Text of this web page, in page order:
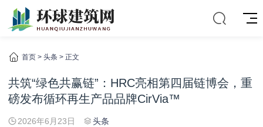
首页 > 头条 > 正文
共筑“绿色共赢链”：HRC亮相第四届链博会，重
磅发布循环再生产品品牌CirVia™
2026年6月23日 头条